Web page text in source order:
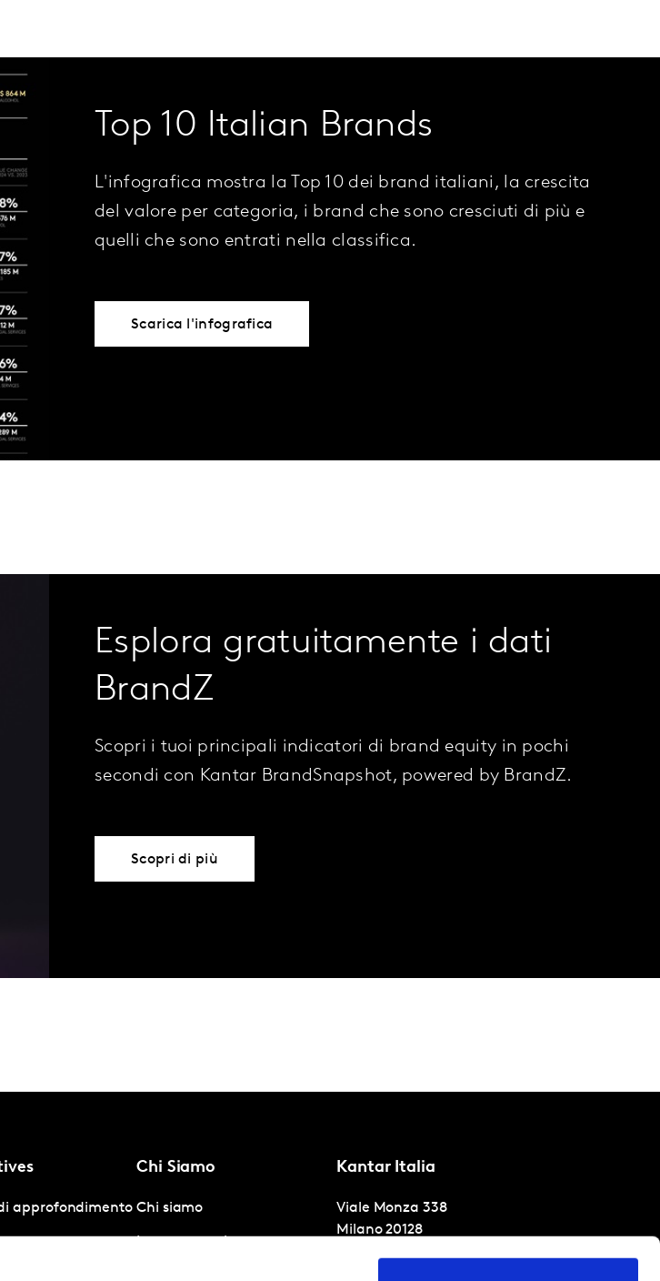
Top 10 Italian Brands
L'infografica mostra la Top 10 dei brand italiani, la crescita
del valore per categoria, i brand che sono cresciuti di più e
quelli che sono entrati nella classifica.
Scarica l'infografica
Esplora gratuitamente i dati
BrandZ
Scopri i tuoi principali indicatori di brand equity in pochi
secondi con Kantar BrandSnapshot, powered by BrandZ.
Scopri di più
approfondimento
Chi Siamo
Chi siamo
Lavoro e carriera
Kantar Italia
Viale Monza 338
Milano 20128